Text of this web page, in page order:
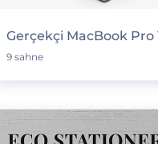
Gerçekçi MacBook Pro
9 sahne